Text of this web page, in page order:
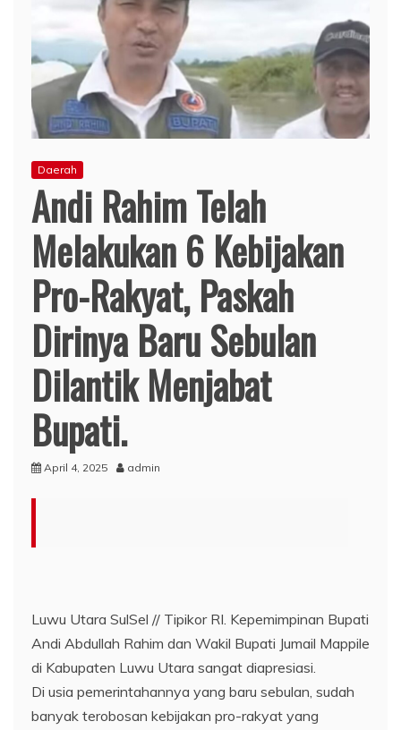
Daerah
Andi Rahim Telah
Melakukan 6 Kebijakan
Pro-Rakyat, Paskah
Dirinya Baru Sebulan
Dilantik Menjabat
Bupati.
April 4, 2025 admin
Luwu Utara SulSel // Tipikor RI. Kepemimpinan Bupati
Andi Abdullah Rahim dan Wakil Bupati Jumail Mappile
di Kabupaten Luwu Utara sangat diapresiasi.
Di usia pemerintahannya yang baru sebulan, sudah
banyak terobosan kebijakan pro-rakyat yang